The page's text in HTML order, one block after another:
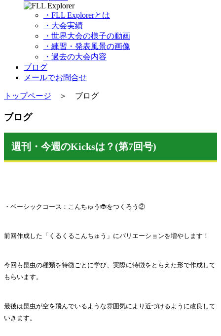
・FLL Explorerとは
・大会実績
・世界大会の様子の動画
・練習・発表風景の画像
・過去の大会内容
ブログ
メールでお問合せ
トップページ ＞ ブログ
ブログ
週刊・今週のKicksは？(第7回号)
・ベーシックコース：こんちゅう🐞をつくろう②
前回作成した「くるくるこんちゅう」にバリエーションを増やします！
今回も昆虫の種類を特徴ごとに学び、実際に特徴をとらえた形で作成して
もらいます。
最後は昆虫が空を飛んでいるような雰囲気により近づけるように改良して
いきます。